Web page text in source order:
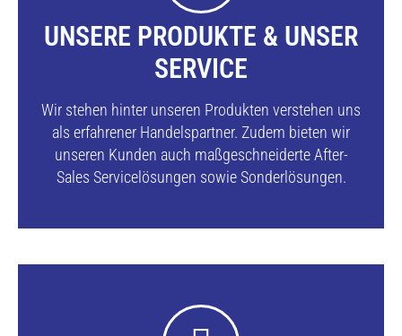
UNSERE PRODUKTE & UNSER
SERVICE
Wir stehen hinter unseren Produkten verstehen uns
als erfahrener Handelspartner. Zudem bieten wir
unseren Kunden auch maßgeschneiderte After-
Sales Servicelösungen sowie Sonderlösungen.